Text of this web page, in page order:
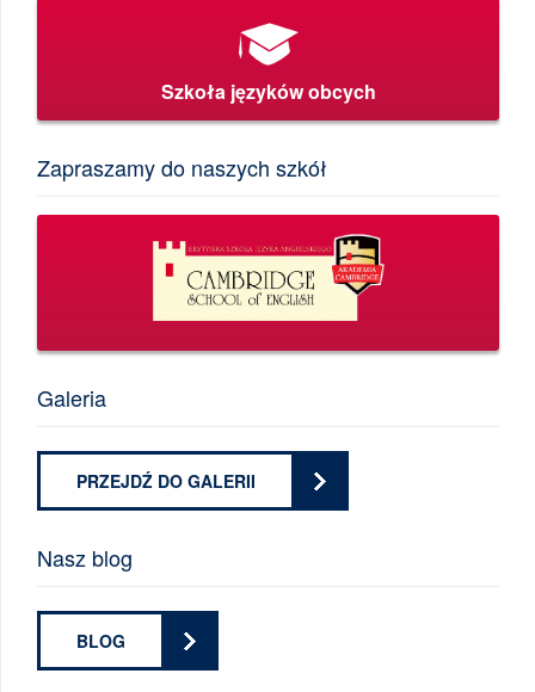
Szkoła języków obcych
Zapraszamy do naszych szkół
Galeria
PRZEJDŹ DO GALERII
Nasz blog
BLOG